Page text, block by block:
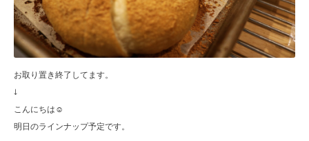
お取り置き終了してます。
↓
こんにちは☺︎
明日のラインナップ予定です。